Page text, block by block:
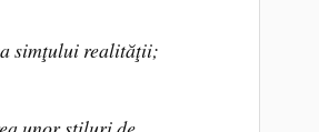
simţului realităţii;